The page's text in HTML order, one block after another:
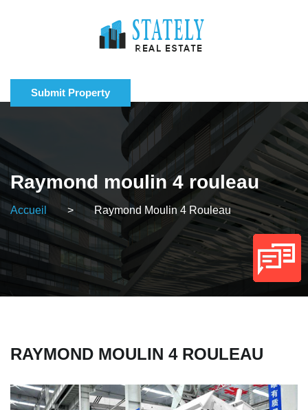
Submit Property
Raymond moulin 4 rouleau
Accueil > Raymond Moulin 4 Rouleau
RAYMOND MOULIN 4 ROULEAU